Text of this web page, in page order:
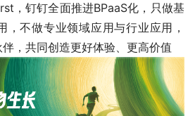
，钉钉全面推进BPaaS化，只做基
，不做专业领域应用与行业应用，
，共同创造更好体验、更高价值